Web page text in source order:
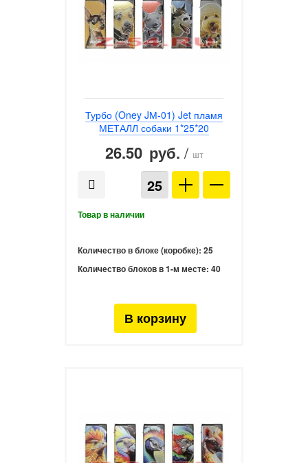
Турбо (Oney JМ-01) Jet пламя
МЕТАЛЛ собаки 1*25*20
26.50 руб. / шт
Количество в блоке (коробке): 25
Количество блоков в 1-м месте: 40